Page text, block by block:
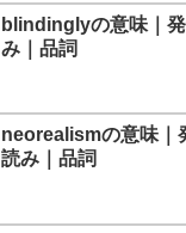
blindinglyの意味｜
み｜品詞
neorealismの意味｜
読み｜品詞